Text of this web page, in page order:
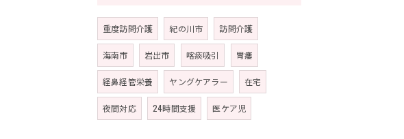
重度訪問介護 紀の川市 訪問介護
海南市 岩出市 喀痰吸引 胃瘻
経鼻経管栄養 ヤングケアラー 在宅
夜間対応 24時間支援 医ケア児